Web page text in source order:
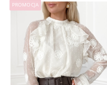
PROMOCJA